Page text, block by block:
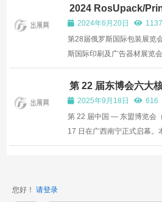
展会精心策划了三大版块品
能、阳光电源、东方日升、
华、新宇、绿能...
2024 RosUpack/
超千家企业参展，规
2024年6月20日
1137
第28届俄罗斯国际包装展览
斯国际印刷及广告器材展览
会，将于2024年6月18日至
斯国际会展中心，分别占据
展览吸引了千余家企业踊跃
盟，共同缔造一...
第 22 届东博会六大
如何重塑中国 — 东盟
2025年9月18日
616
第 22 届中国 — 东盟博览会
17 日在广西南宁正式启幕。
面积达 1 万平方米的人工智
您好！ 请登录